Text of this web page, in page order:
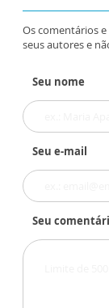
Os comentários
seus autores e
Seu nome
Seu e-mail
Seu